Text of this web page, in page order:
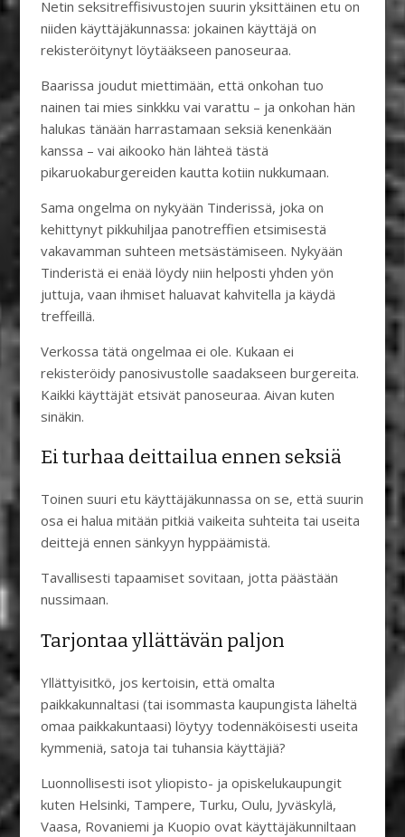
Netin seksitreffisivustojen suurin yksittäinen etu on
niiden käyttäjäkunnassa: jokainen käyttäjä on
rekisteröitynyt löytääkseen panoseuraa.
Baarissa joudut miettimään, että onkohan tuo
nainen tai mies sinkkku vai varattu – ja onkohan hän
halukas tänään harrastamaan seksiä kenenkään
kanssa – vai aikooko hän lähteä tästä
pikaruokaburgereiden kautta kotiin nukkumaan.
Sama ongelma on nykyään Tinderissä, joka on
kehittynyt pikkuhiljaa panotreffien etsimisestä
vakavamman suhteen metsästämiseen. Nykyään
Tinderistä ei enää löydy niin helposti yhden yön
juttuja, vaan ihmiset haluavat kahvitella ja käydä
treffeillä.
Verkossa tätä ongelmaa ei ole. Kukaan ei
rekisteröidy panosivustolle saadakseen burgereita.
Kaikki käyttäjät etsivät panoseuraa. Aivan kuten
sinäkin.
Ei turhaa deittailua ennen seksiä
Toinen suuri etu käyttäjäkunnassa on se, että suurin
osa ei halua mitään pitkiä vaikeita suhteita tai useita
deittejä ennen sänkyyn hyppäämistä.
Tavallisesti tapaamiset sovitaan, jotta päästään
nussimaan.
Tarjontaa yllättävän paljon
Yllättyisitkö, jos kertoisin, että omalta
paikkakunnaltasi (tai isommasta kaupungista läheltä
omaa paikkakuntaasi) löytyy todennäköisesti useita
kymmeniä, satoja tai tuhansia käyttäjiä?
Luonnollisesti isot yliopisto- ja opiskelukaupungit
kuten Helsinki, Tampere, Turku, Oulu, Jyväskylä,
Vaasa, Rovaniemi ja Kuopio ovat käyttäjäkunniltaan